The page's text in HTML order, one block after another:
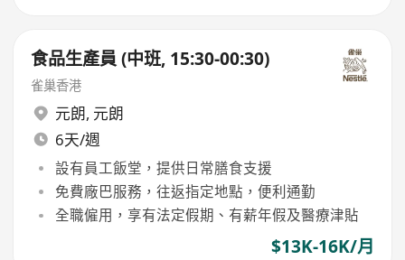
食品生產員 (中班, 15:30-00:30)
雀巢香港
元朗, 元朗
6天/週
設有員工飯堂，提供日常膳食支援
免費廠巴服務，往返指定地點，便利通勤
全職僱用，享有法定假期、有薪年假及醫療津貼
$13K-16K/月